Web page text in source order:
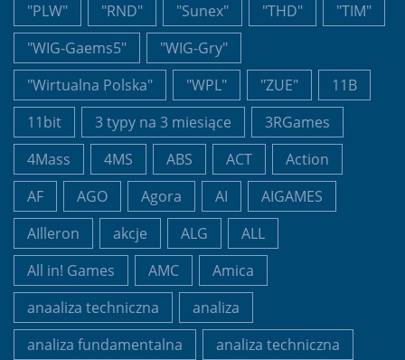
"PLW"
"RND" "Sunex" "THD"
"TIM"
"WIG-Gaems5"
"WIG-Gry"
"Wirtualna Polska"
"WPL" "ZUE"
11B
11bit
3 typy na 3 miesiące
3RGames
4Mass
4MS ABS ACT
Action
AF
AGO Agora AI
AIGAMES
AIlleron
akcje ALG
ALL
All in! Games
AMC
Amica
anaaliza techniczna
analiza
analiza fundamentalna
analiza techniczna